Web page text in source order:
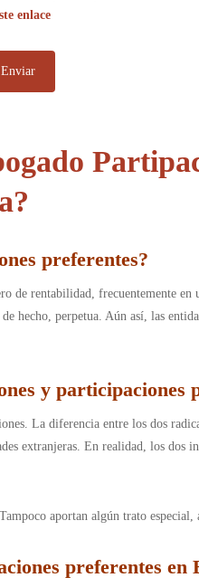
enlace
preferentes?
de rentabilidad, frecuentemente
perpetua. Aún así, las
y participaciones
La diferencia entre los dos
extranjeras. En realidad, los dos
aportan algún trato especial,
preferentes en